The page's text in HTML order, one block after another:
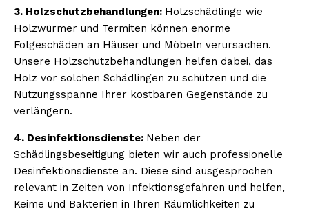
3. Holzschutzbehandlungen: Holzschädlinge wie
Holzwürmer und Termiten können enorme
Folgeschäden an Häuser und Möbeln verursachen.
Unsere Holzschutzbehandlungen helfen dabei, das
Holz vor solchen Schädlingen zu schützen und die
Nutzungsspanne Ihrer kostbaren Gegenstände zu
verlängern.
4. Desinfektionsdienste: Neben der
Schädlingsbeseitigung bieten wir auch professionelle
Desinfektionsdienste an. Diese sind ausgesprochen
relevant in Zeiten von Infektionsgefahren und helfen,
Keime und Bakterien in Ihren Räumlichkeiten zu